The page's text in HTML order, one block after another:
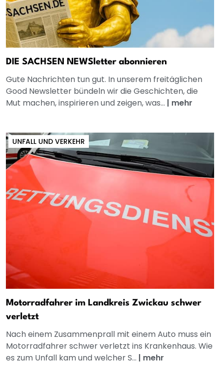
DIE SACHSEN NEWSletter abonnieren
Gute Nachrichten tun gut. In unserem freitäglichen
Good Newsletter bündeln wir die Geschichten, die
Mut machen, inspirieren und zeigen, was... | mehr
UNFALL UND VERKEHR
Motorradfahrer im Landkreis Zwickau schwer
verletzt
Nach einem Zusammenprall mit einem Auto muss ein
Motorradfahrer schwer verletzt ins Krankenhaus. Wie
es zum Unfall kam und welcher S... | mehr